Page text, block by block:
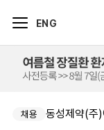
ENG
채용 동성제약(주